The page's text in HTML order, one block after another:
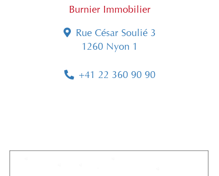
Burnier Immobilier
Rue César Soulié 3
1260 Nyon 1
+41 22 360 90 90